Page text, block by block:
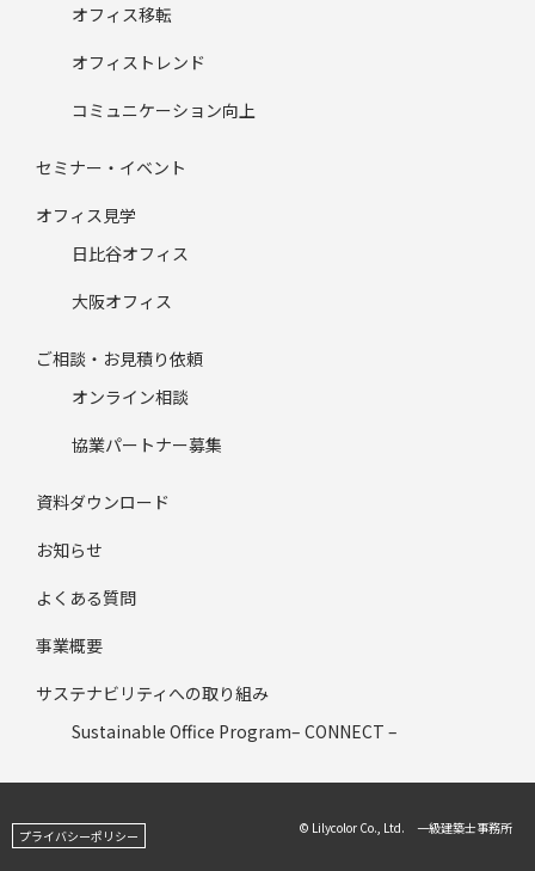
オフィス移転
オフィストレンド
コミュニケーション向上
セミナー・イベント
オフィス見学
日比谷オフィス
大阪オフィス
ご相談・お見積り依頼
オンライン相談
協業パートナー募集
資料ダウンロード
お知らせ
よくある質問
事業概要
サステナビリティへの取り組み
Sustainable Office Program– CONNECT –
プライバシーポリシー © Lilycolor Co., Ltd. 一級建築士事務所